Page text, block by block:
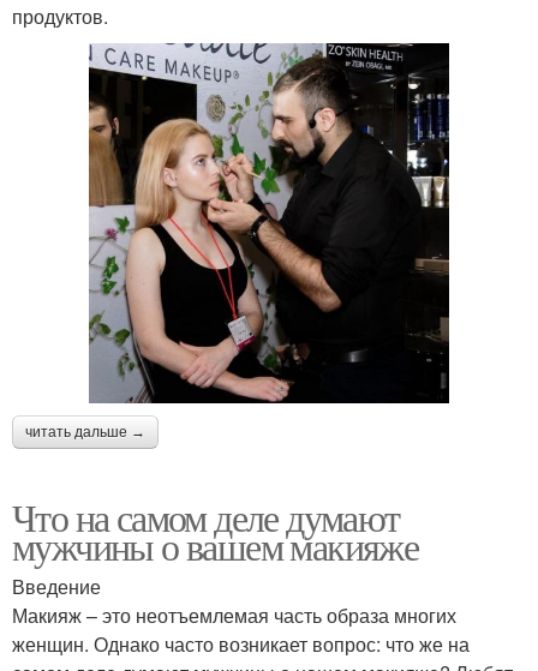
продуктов.
читать дальше →
Что на самом деле думают
мужчины о вашем макияже
Введение
Макияж – это неотъемлемая часть образа многих
женщин. Однако часто возникает вопрос: что же на